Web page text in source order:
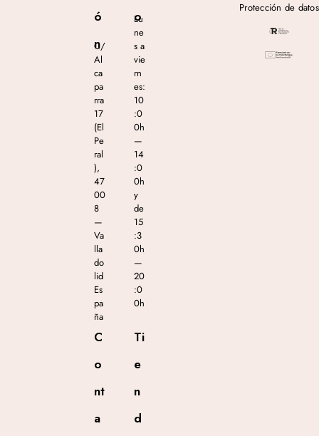
ó
n
C/
Al
ca
pa
rra
17
(El
Pe
ral
),
47
00
8
—
Va
lla
do
lid
Es
pa
ña
C
o
nt
a
o
Lu
ne
s a
vie
rn
es:
10
:0
0h
—
14
:0
0h
y
de
15
:3
0h
—
20
:0
0h
Ti
e
n
d
Protección de datos